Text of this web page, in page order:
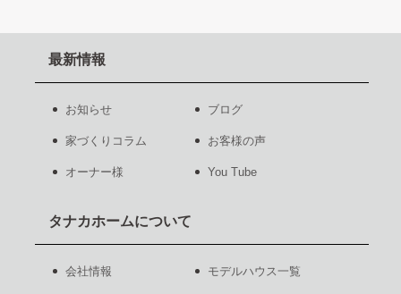
最新情報
お知らせ ブログ
家づくりコラム お客様の声
オーナー様 You Tube
タナカホームについて
会社情報 モデルハウス一覧